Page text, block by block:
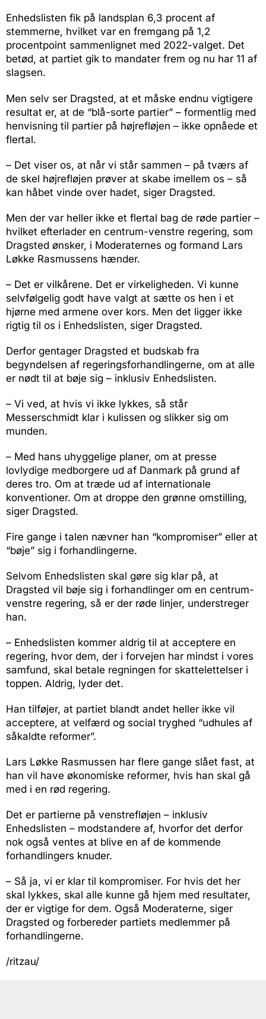
Enhedslisten fik på landsplan 6,3 procent af
stemmerne, hvilket var en fremgang på 1,2
procentpoint sammenlignet med 2022-valget. Det
betød, at partiet gik to mandater frem og nu har 11 af
slagsen.
Men selv ser Dragsted, at et måske endnu vigtigere
resultat er, at de “blå-sorte partier” – formentlig med
henvisning til partier på højrefløjen – ikke opnåede et
flertal.
– Det viser os, at når vi står sammen – på tværs af
de skel højrefløjen prøver at skabe imellem os – så
kan håbet vinde over hadet, siger Dragsted.
Men der var heller ikke et flertal bag de røde partier –
hvilket efterlader en centrum-venstre regering, som
Dragsted ønsker, i Moderaternes og formand Lars
Løkke Rasmussens hænder.
– Det er vilkårene. Det er virkeligheden. Vi kunne
selvfølgelig godt have valgt at sætte os hen i et
hjørne med armene over kors. Men det ligger ikke
rigtig til os i Enhedslisten, siger Dragsted.
Derfor gentager Dragsted et budskab fra
begyndelsen af regeringsforhandlingerne, om at alle
er nødt til at bøje sig – inklusiv Enhedslisten.
– Vi ved, at hvis vi ikke lykkes, så står
Messerschmidt klar i kulissen og slikker sig om
munden.
– Med hans uhyggelige planer, om at presse
lovlydige medborgere ud af Danmark på grund af
deres tro. Om at træde ud af internationale
konventioner. Om at droppe den grønne omstilling,
siger Dragsted.
Fire gange i talen nævner han “kompromiser” eller at
“bøje” sig i forhandlingerne.
Selvom Enhedslisten skal gøre sig klar på, at
Dragsted vil bøje sig i forhandlinger om en centrum-
venstre regering, så er der røde linjer, understreger
han.
– Enhedslisten kommer aldrig til at acceptere en
regering, hvor dem, der i forvejen har mindst i vores
samfund, skal betale regningen for skattelettelser i
toppen. Aldrig, lyder det.
Han tilføjer, at partiet blandt andet heller ikke vil
acceptere, at velfærd og social tryghed “udhules af
såkaldte reformer”.
Lars Løkke Rasmussen har flere gange slået fast, at
han vil have økonomiske reformer, hvis han skal gå
med i en rød regering.
Det er partierne på venstrefløjen – inklusiv
Enhedslisten – modstandere af, hvorfor det derfor
nok også ventes at blive en af de kommende
forhandlingers knuder.
– Så ja, vi er klar til kompromiser. For hvis det her
skal lykkes, skal alle kunne gå hjem med resultater,
der er vigtige for dem. Også Moderaterne, siger
Dragsted og forbereder partiets medlemmer på
forhandlingerne.
/ritzau/